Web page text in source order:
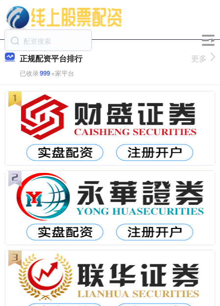
正规配资平台排行
已收录999+家平台
更多